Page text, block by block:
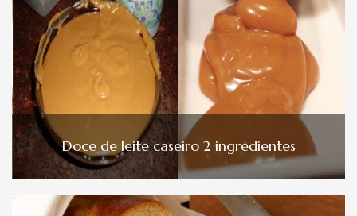
Doce de leite caseiro 2 ingredientes